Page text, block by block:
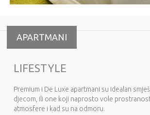
APARTMANI
LIFESTYLE
Premium i De Luxe apartmani su idealan
djecom, ili one koji naprosto vole
atmosfere i kad su na odmoru.